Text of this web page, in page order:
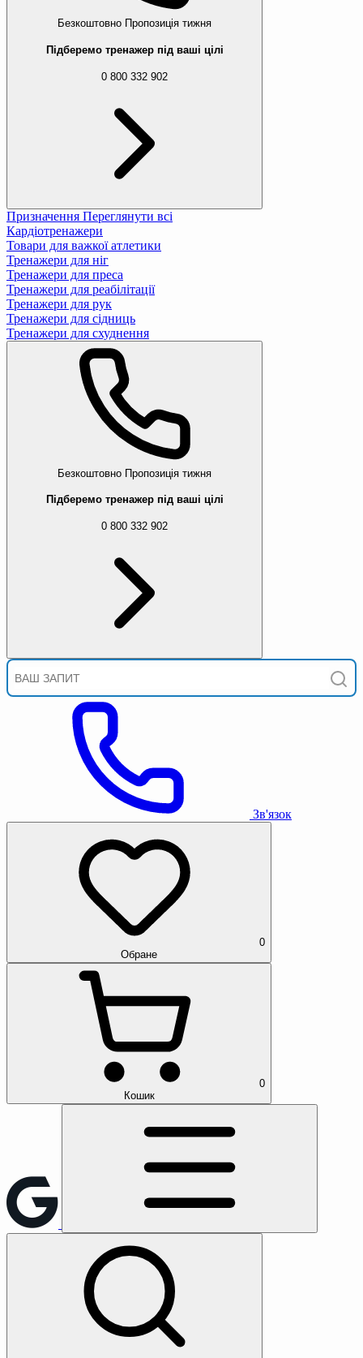
Безкоштовно Пропозиція тижня
Підберемо тренажер під ваші цілі
0 800 332 902
Призначення Переглянути всі
Кардіотренажери
Товари для важкої атлетики
Тренажери для ніг
Тренажери для преса
Тренажери для реабілітації
Тренажери для рук
Тренажери для сідниць
Тренажери для схуднення
Безкоштовно Пропозиція тижня
Підберемо тренажер під ваші цілі
0 800 332 902
Зв'язок
0
Обране
0
Кошик